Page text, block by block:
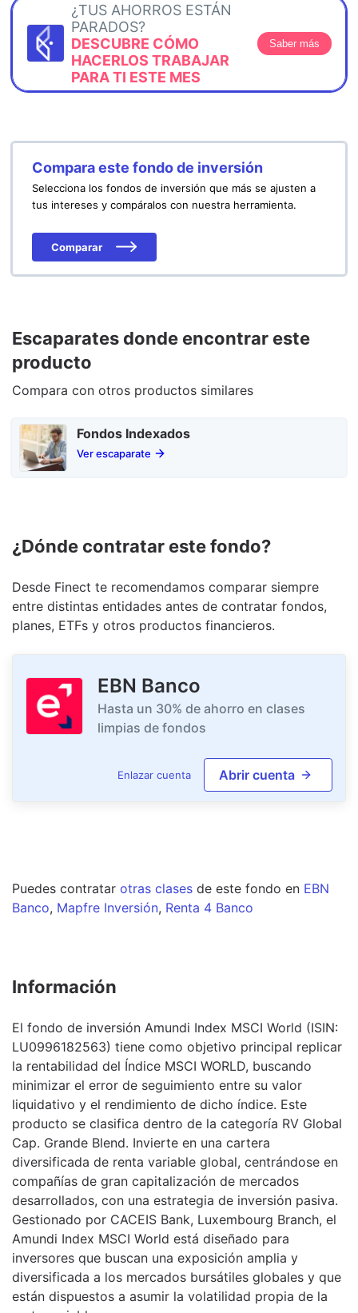
¿TUS AHORROS ESTÁN
PARADOS?
DESCUBRE CÓMO
HACERLOS TRABAJAR
PARA TI ESTE MES
Saber más
Compara este fondo de inversión
Selecciona los fondos de inversión que más se ajusten a
tus intereses y compáralos con nuestra herramienta.
Comparar
Escaparates donde encontrar este
producto
Compara con otros productos similares
Fondos Indexados
Ver escaparate
¿Dónde contratar este fondo?
Desde Finect te recomendamos comparar siempre
entre distintas entidades antes de contratar fondos,
planes, ETFs y otros productos financieros.
EBN Banco
Hasta un 30% de ahorro en clases
limpias de fondos
Enlazar cuenta Abrir cuenta
Puedes contratar otras clases de este fondo en EBN
Banco, Mapfre Inversión, Renta 4 Banco
Información
El fondo de inversión Amundi Index MSCI World (ISIN:
LU0996182563) tiene como objetivo principal replicar
la rentabilidad del Índice MSCI WORLD, buscando
minimizar el error de seguimiento entre su valor
liquidativo y el rendimiento de dicho índice. Este
producto se clasifica dentro de la categoría RV Global
Cap. Grande Blend. Invierte en una cartera
diversificada de renta variable global, centrándose en
compañías de gran capitalización de mercados
desarrollados, con una estrategia de inversión pasiva.
Gestionado por CACEIS Bank, Luxembourg Branch, el
Amundi Index MSCI World está diseñado para
inversores que buscan una exposición amplia y
diversificada a los mercados bursátiles globales y que
están dispuestos a asumir la volatilidad propia de la